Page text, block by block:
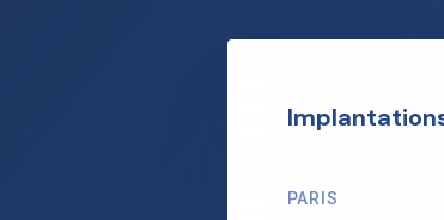
PARIS